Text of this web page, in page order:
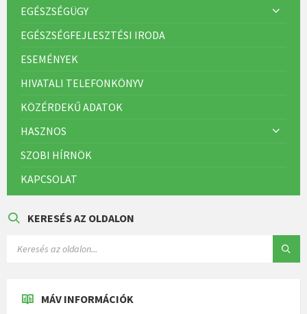
EGÉSZSÉGÜGY
EGÉSZSÉGFEJLESZTÉSI IRODA
ESEMÉNYEK
HIVATALI TELEFONKÖNYV
KÖZÉRDEKŰ ADATOK
HASZNOS
SZOBI HÍRNÖK
KAPCSOLAT
KERESÉS AZ OLDALON
MÁV INFORMÁCIÓK